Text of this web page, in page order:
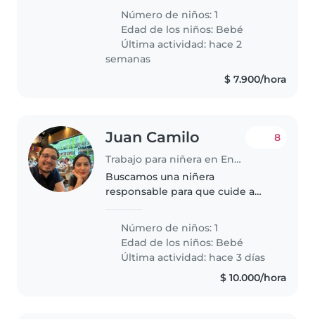
medio. El cuidado es en mi
hogar, de lunes a viernes, de 9:00
a. m. a 5:00 p. m. Si estás..
Número de niños: 1
Edad de los niños: Bebé
Última actividad: hace 2
semanas
$ 7.900/hora
Juan Camilo
Trabajo para niñera en Envigado
8
Buscamos una niñera
responsable para que cuide a
sienta cómoda cocinando y
ayudando con las tareas del
hogar en nuestro hogar.
Número de niños: 1
Edad de los niños: Bebé
Última actividad: hace 3 días
$ 10.000/hora